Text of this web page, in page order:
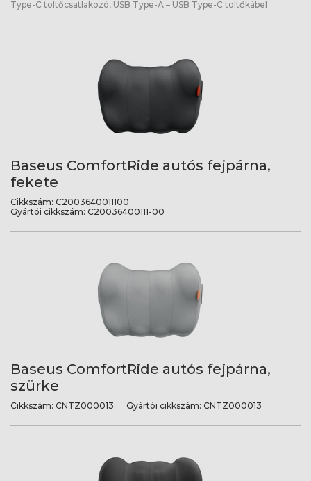
Type-C töltőcsatlakozó, USB Type-A – USB Type-C töltőkábel
Baseus ComfortRide autós fejpárna,
fekete
Cikkszám: C2003640011100
Gyártói cikkszám: C20036400111-00
Baseus ComfortRide autós fejpárna,
szürke
Cikkszám: CNTZ000013 Gyártói cikkszám: CNTZ000013